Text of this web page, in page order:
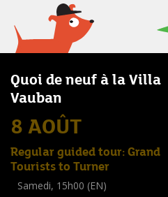
Quoi de neuf à la Villa
Vauban
8 AOÛT
Regular guided tour: Grand
Tourists to Turner
Samedi, 15h00 (EN)